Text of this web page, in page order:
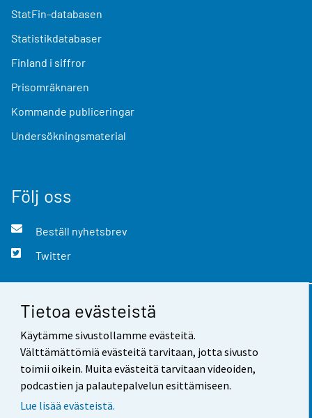
Tietoa evästeistä
Käytämme sivustollamme evästeitä.
Välttämättömiä evästeitä tarvitaan, jotta sivusto
toimii oikein. Muita evästeitä tarvitaan videoiden,
podcastien ja palautepalvelun esittämiseen.
Lue lisää evästeistä.
StatFin-databasen
Statistikdatabaser
Finland i siffror
Prisomräknaren
Kommande publiceringar
Undersökningsmaterial
Följ oss
Beställ nyhetsbrev
Twitter
Kontaktinformation
Respons
Användarvillkor